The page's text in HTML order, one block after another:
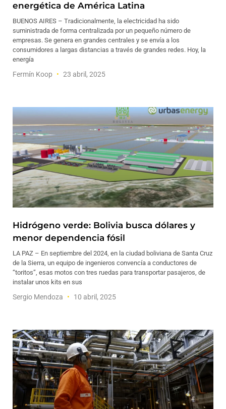
energética de América Latina
BUENOS AIRES – Tradicionalmente, la electricidad ha sido
suministrada de forma centralizada por un pequeño número de
empresas. Se genera en grandes centrales y se envía a los
consumidores a largas distancias a través de grandes redes. Hoy, la
energía
Fermín Koop 23 abril, 2025
Hidrógeno verde: Bolivia busca dólares y
menor dependencia fósil
LA PAZ – En septiembre del 2024, en la ciudad boliviana de Santa Cruz
de la Sierra, un equipo de ingenieros convencía a conductores de
“toritos”, esas motos con tres ruedas para transportar pasajeros, de
instalar unos kits en sus
Sergio Mendoza 10 abril, 2025